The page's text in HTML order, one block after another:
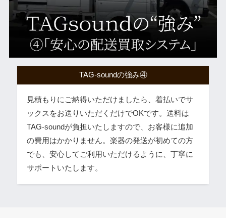
TAG-soundの強み④
見積もりにご納得いただけましたら、着払いでサ
ックスをお送りいただくだけでOKです。送料は
TAG-soundが負担いたしますので、お客様に追加
の費用はかかりません。楽器の発送が初めての方
でも、安心してご利用いただけるように、丁寧に
サポートいたします。